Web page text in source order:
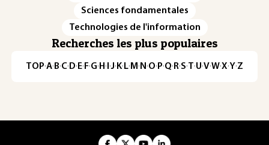
Sciences fondamentales
Technologies de l'information
Recherches les plus populaires
TOP·A·B·C·D·E·F·G·H·I·J·K·L·M·N·O·P·Q·R·S·T·U·V·W·X·Y·Z